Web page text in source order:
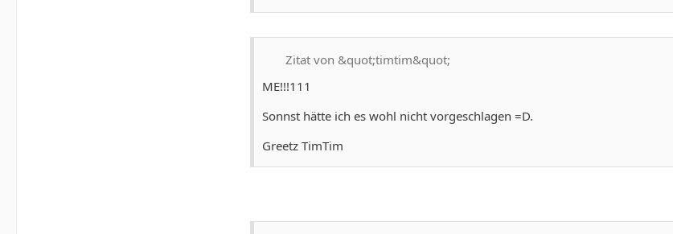
Zitat von &quot;timtim&quot;
ME!!!111
Sonnst hätte ich es wohl nicht vorgeschlagen =D.
Greetz TimTim